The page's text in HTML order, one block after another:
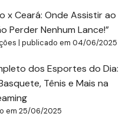
x Ceará: Onde Assistir ao
Perder Nenhum Lance!”
|publicado em 04/06/2025
dos Esportes do Dia:
Tênis e Mais na
em 25/06/2025